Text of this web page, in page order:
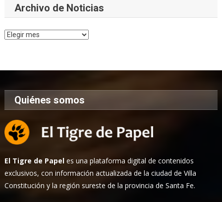
Archivo de Noticias
Archivo
Quiénes somos
El Tigre de Papel es una plataforma digital de contenidos
exclusivos, con información actualizada de la ciudad de Villa
Constitución y la región sureste de la provincia de Santa Fe.